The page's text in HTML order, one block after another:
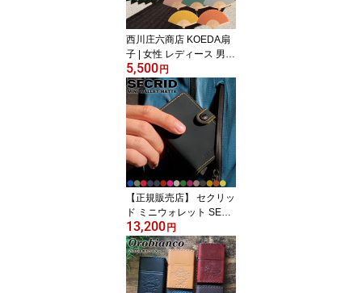
対応 炊飯 料理 プレゼン
ト ギフト 3合炊き 炊飯器
西川庄六商店 KOEDA扇
子 | 女性 レディース 男性
メンズ ユニセックス 誕
生日 母の日 プレゼント
ギフト 浴衣 着物 和小物
和柄 かわいい おしゃれ
高級 うちわ 扇 父の日 扇
子 無地 和装 男性用 贈り
物 お祝い 祖母 誕生日プ
レゼント 母の日ギフト
父の日ギフト 実用的
5,500 円
【正規販売店】 セクリッ
ド ミニウォレット SECR
ID M/MINI MATTE | マッ
ト コンパクト ミニ財布
札入れ 小さい財布 財布
カードケース カード入れ
シークリッド スリムウォ
13,200 円